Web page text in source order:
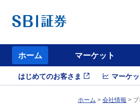
ホーム マーケット
はじめてのお客さま マーケ
ホーム > 会社情報 >